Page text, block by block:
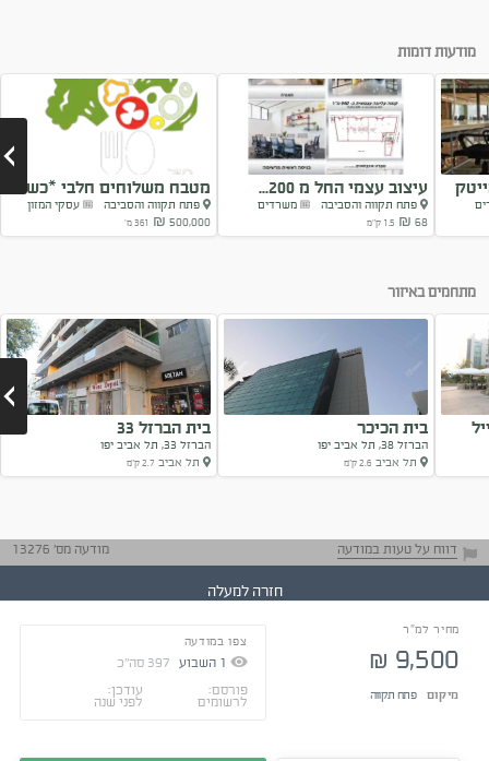
מחיר למ"ר
9,500
₪
מיקום פתח תקווה
צפו במודעה
1 השבוע 397 סה"כ
פורסם:
לרשומים
עודכן:
לפני שנה
מודעות דומות
עיצוב עצמי החל מ 200...
פתח תקווה והסביבה
משרדים
68 ₪
1.5 ק"מ
מטבח משלוחים חלבי *כשר*
פתח תקווה והסביבה
עסקי המזון
500,000 ₪
361 מ'
מתחמים באיזור
בית הכיכר
הברזל 38, תל אביב יפו
תל אביב 2.6 ק"מ
בית הברזל 33
הברזל 33, תל אביב יפו
תל אביב 2.7 ק"מ
דווח על טעות במודעה מודעה מס' 13276
חזרה למעלה
טיפים ליזמים
בקשו דו"חות
מאומתים
תיהנו מהמפגש
ומהעבודה